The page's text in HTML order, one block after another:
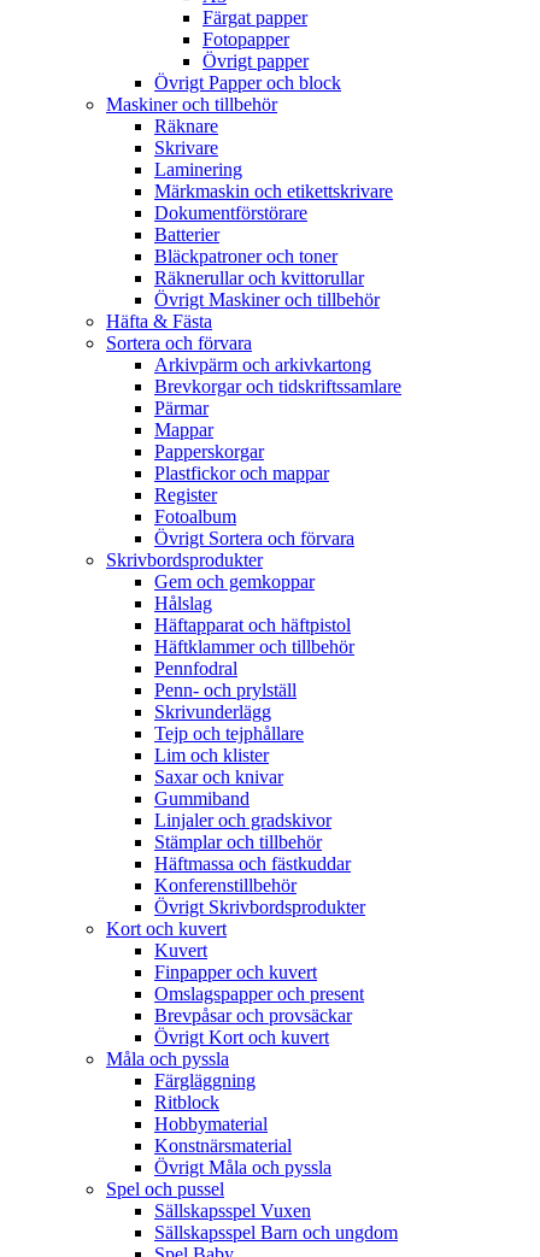
Färgat papper
Fotopapper
Övrigt papper
Övrigt Papper och block
Maskiner och tillbehör
Räknare
Skrivare
Laminering
Märkmaskin och etikettskrivare
Dokumentförstörare
Batterier
Bläckpatroner och toner
Räknerullar och kvittorullar
Övrigt Maskiner och tillbehör
Häfta & Fästa
Sortera och förvara
Arkivpärm och arkivkartong
Brevkorgar och tidskriftssamlare
Pärmar
Mappar
Papperskorgar
Plastfickor och mappar
Register
Fotoalbum
Övrigt Sortera och förvara
Skrivbordsprodukter
Gem och gemkoppar
Hålslag
Häftapparat och häftpistol
Häftklammer och tillbehör
Pennfodral
Penn- och prylställ
Skrivunderlägg
Tejp och tejphållare
Lim och klister
Saxar och knivar
Gummiband
Linjaler och gradskivor
Stämplar och tillbehör
Häftmassa och fästkuddar
Konferenstillbehör
Övrigt Skrivbordsprodukter
Kort och kuvert
Kuvert
Finpapper och kuvert
Omslagspapper och present
Brevpåsar och provsäckar
Övrigt Kort och kuvert
Måla och pyssla
Färgläggning
Ritblock
Hobbymaterial
Konstnärsmaterial
Övrigt Måla och pyssla
Spel och pussel
Sällskapsspel Vuxen
Sällskapsspel Barn och ungdom